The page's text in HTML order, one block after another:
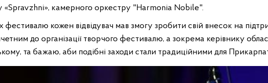
«Spravzhni», камерного оркестру "Harmonia Nobile".
фестивалю кожен відвідувач мав змогу зробити свій внесок на
до організації творчого фестивалю, а зокрема керівнику
та бажаю, аби подібні заходи стали традиційними для